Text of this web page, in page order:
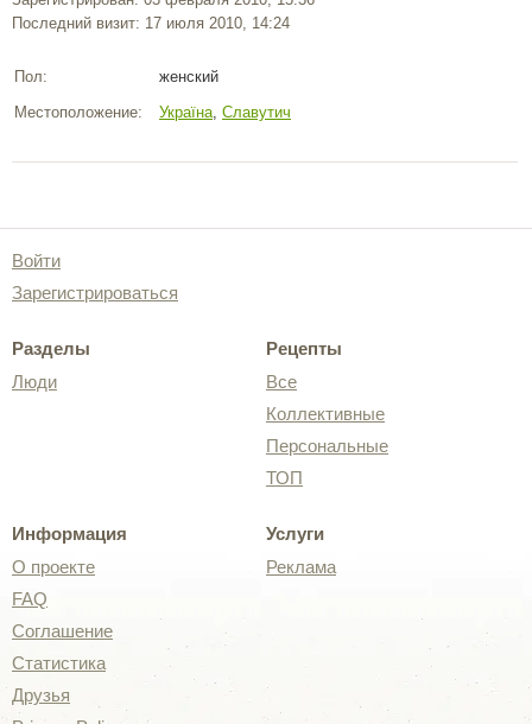
Последний визит: 17 июля 2010, 14:24
Пол:
женский
Местоположение:
Україна, Славутич
Войти
Зарегистрироваться
Разделы
Люди
Рецепты
Все
Коллективные
Персональные
ТОП
Информация
О проекте
FAQ
Соглашение
Статистика
Друзья
Услуги
Реклама